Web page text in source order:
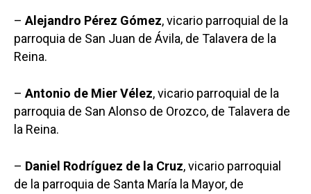
–Alejandro Pérez Gómez, vicario parroquial de la
parroquia de San Juan de Ávila, de Talavera de la
Reina.
–Antonio de Mier Vélez, vicario parroquial de la
parroquia de San Alonso de Orozco, de Talavera de
la Reina.
– Daniel Rodríguez de la Cruz, vicario parroquial
de la parroquia de Santa María la Mayor, de